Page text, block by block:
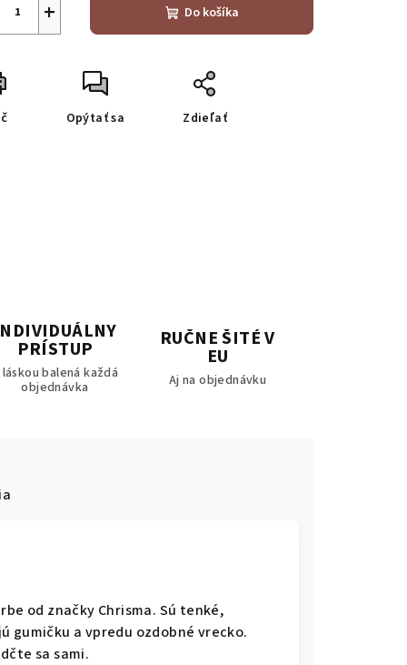
+ Do košíka
Opýtať sa Zdieľať
PRÍSTUP
láskou balená každá
objednávka
RUČNE ŠITÉ V
EU
Aj na objednávku
od značky Chrisma. Sú tenké,
gumičku a vpredu ozdobné vrecko.
sa sami.